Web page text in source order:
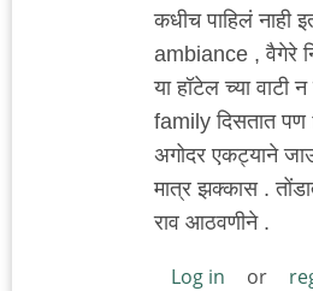
कधीच पाहिलं नाही
ambiance , वैगेरे
या हॉटेल च्या
family दिसतात
अगोदर एकट्याने
मात्र झक्कास .
राव आठवणीने .
Log in or